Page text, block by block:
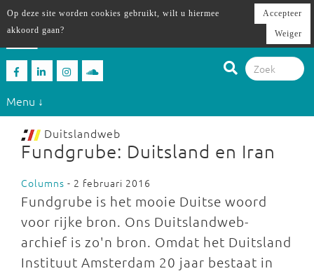
Menu ↓
Duitslandweb
Fundgrube: Duitsland en Iran
Columns - 2 februari 2016
Fundgrube is het mooie Duitse woord
voor rijke bron. Ons Duitslandweb-
archief is zo'n bron. Omdat het Duitsland
Instituut Amsterdam 20 jaar bestaat in
Op deze site worden cookies gebruikt, wilt u hiermee
akkoord gaan?
Accepteer
Weiger